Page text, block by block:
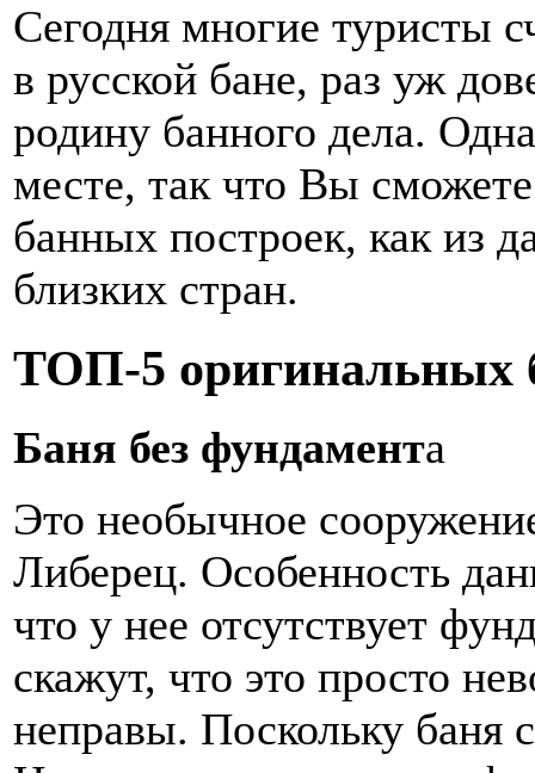
Сегодня многие туристы
в русской бане, раз уж
родину банного дела.
месте, так что Вы
банных построек, как из
близких стран.
ТОП-5 оригинальных
Баня без фундамента
Это необычное
Либерец. Особенность
что у нее отсутствует
скажут, что это просто
неправы. Поскольку баня